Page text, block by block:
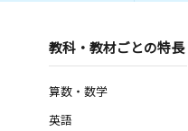
教科・教材ごとの特長
算数・数学
英語